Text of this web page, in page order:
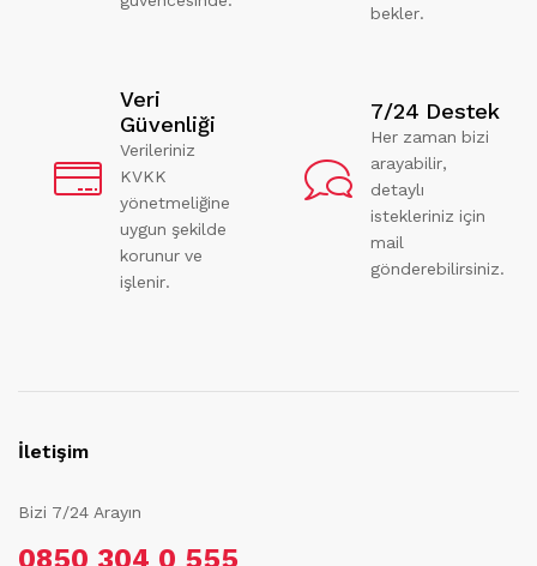
bekler.
Veri
Güvenliği
Verileriniz
KVKK
yönetmeliğine
uygun şekilde
korunur ve
işlenir.
7/24 Destek
Her zaman bizi
arayabilir,
detaylı
istekleriniz için
mail
gönderebilirsiniz.
İletişim
Bizi 7/24 Arayın
0850 304 0 555